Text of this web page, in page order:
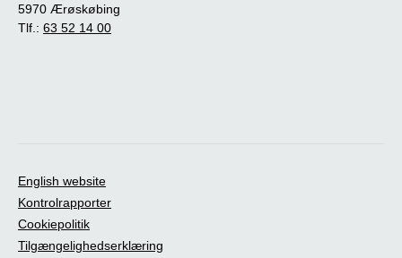
5970 Ærøskøbing
Tlf.: 63 52 14 00
English website
Kontrolrapporter
Cookiepolitik
Tilgængelighedserklæring